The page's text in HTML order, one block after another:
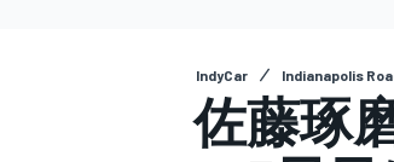
IndyCar Indianapolis
佐藤琢